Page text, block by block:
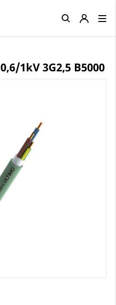
1kV 3G2,5 B5000
Close